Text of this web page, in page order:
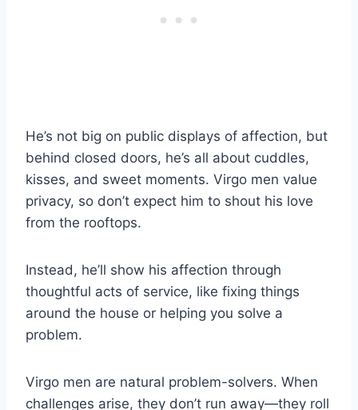
He’s not big on public displays of affection, but
behind closed doors, he’s all about cuddles,
kisses, and sweet moments. Virgo men value
privacy, so don’t expect him to shout his love
from the rooftops.
Instead, he’ll show his affection through
thoughtful acts of service, like fixing things
around the house or helping you solve a
problem.
Virgo men are natural problem-solvers. When
challenges arise, they don’t run away—they roll